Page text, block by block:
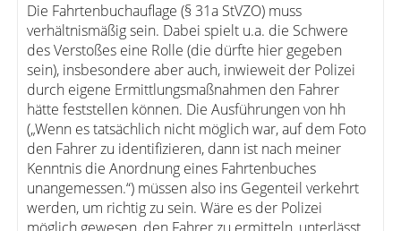
Die Fahrtenbuchauflage (§ 31a StVZO) muss
verhältnismäßig sein. Dabei spielt u.a. die Schwere
des Verstoßes eine Rolle (die dürfte hier gegeben
sein), insbesondere aber auch, inwieweit der Polizei
durch eigene Ermittlungsmaßnahmen den Fahrer
hätte feststellen können. Die Ausführungen von hh
(„Wenn es tatsächlich nicht möglich war, auf dem Foto
den Fahrer zu identifizieren, dann ist nach meiner
Kenntnis die Anordnung eines Fahrtenbuches
unangemessen.“) müssen also ins Gegenteil verkehrt
werden, um richtig zu sein. Wäre es der Polizei